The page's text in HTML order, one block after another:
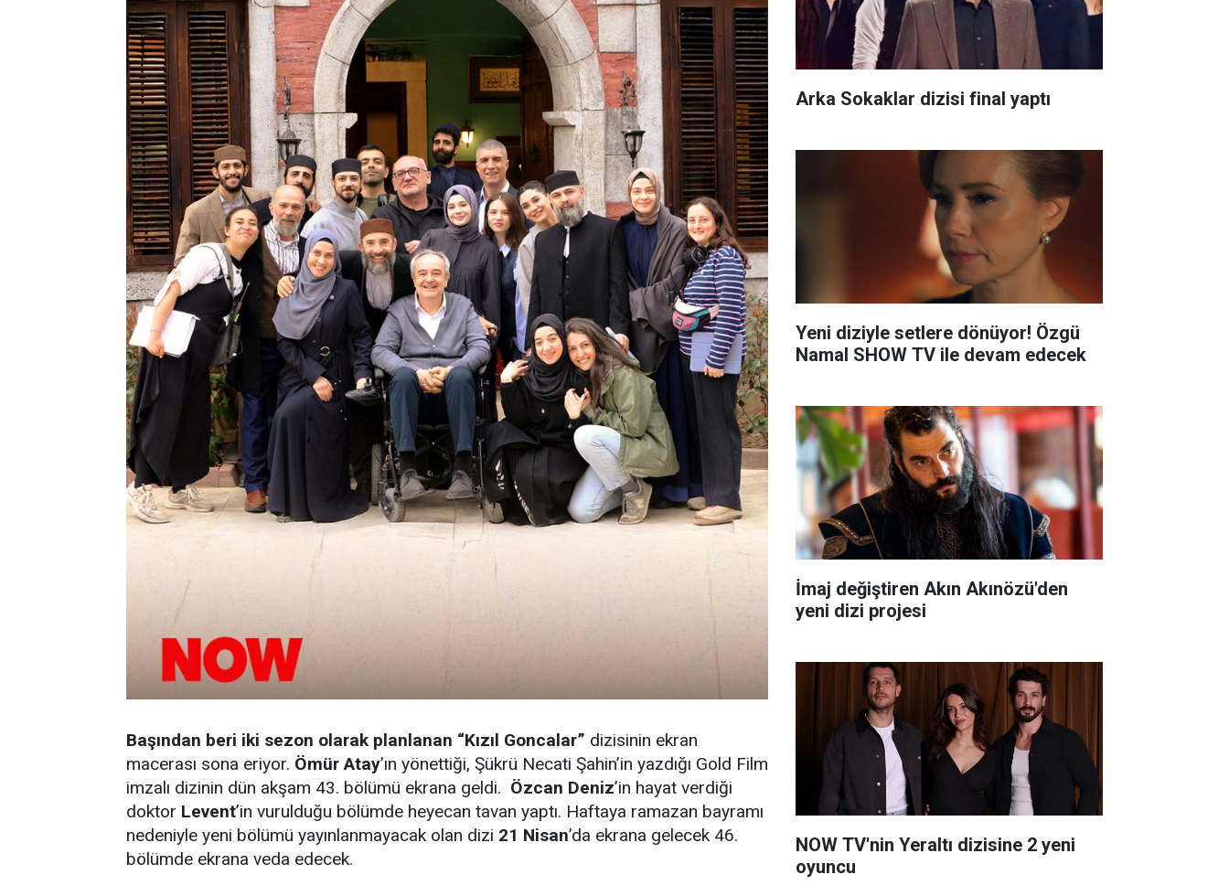
Başından beri iki sezon olarak planlanan “Kızıl Goncalar” dizisinin ekran
macerası sona eriyor. Ömür Atay’ın yönettiği, Şükrü Necati Şahin’in yazdığı Gold Film
imzalı dizinin dün akşam 43. bölümü ekrana geldi. Özcan Deniz’in hayat verdiği
doktor Levent’in vurulduğu bölümde heyecan tavan yaptı. Haftaya ramazan bayramı
nedeniyle yeni bölümü yayınlanmayacak olan dizi 21 Nisan’da ekrana gelecek 46.
bölümde ekrana veda edecek.
Arka Sokaklar dizisi final yaptı
Yeni diziyle setlere dönüyor! Özgü
Namal SHOW TV ile devam edecek
İmaj değiştiren Akın Akınözü'den
yeni dizi projesi
NOW TV'nin Yeraltı dizisine 2 yeni
oyuncu